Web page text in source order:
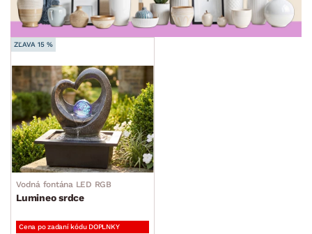
SKLADOVOSŤ
ZĽAVA 15 %
Vodná fontána LED RGB
Lumineo srdce
Cena po zadaní kódu DOPLNKY